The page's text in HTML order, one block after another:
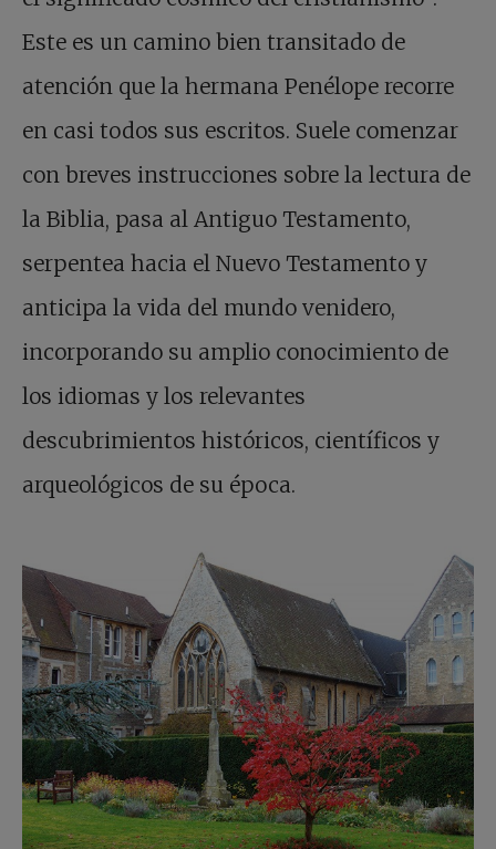
Este es un camino bien transitado de
atención que la hermana Penélope recorre
en casi todos sus escritos. Suele comenzar
con breves instrucciones sobre la lectura de
la Biblia, pasa al Antiguo Testamento,
serpentea hacia el Nuevo Testamento y
anticipa la vida del mundo venidero,
incorporando su amplio conocimiento de
los idiomas y los relevantes
descubrimientos históricos, científicos y
arqueológicos de su época.